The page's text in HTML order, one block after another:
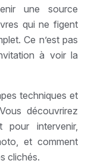
une source
qui ne figent
Ce n’est pas
à voir la
techniques et
découvrirez
pour intervenir,
et comment
clichés.